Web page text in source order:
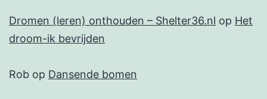
Dromen (leren) onthouden – Shelter36.nl op Het
droom-ik bevrijden
Rob op Dansende bomen